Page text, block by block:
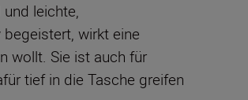
leichte,
wirkt eine
wollt. Sie ist auch für
tief in die Tasche greifen